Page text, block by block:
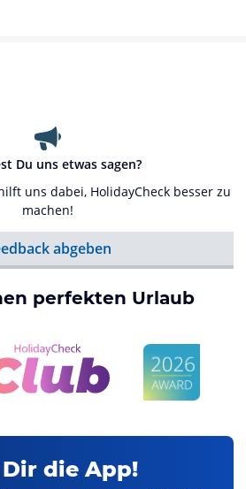
Du uns etwas sagen?
uns dabei, HolidayCheck besser zu
machen!
abgeben
perfekten Urlaub
die App!